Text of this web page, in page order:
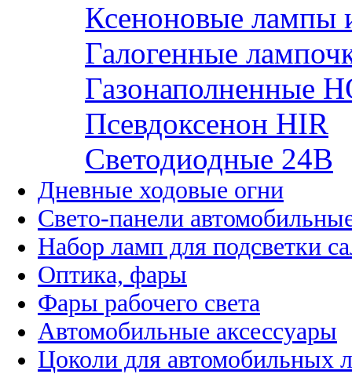
Ксеноновые лампы
Галогенные
Газонаполненные
Псевдоксенон HIR
Cветодиодные 24B
Дневные ходовые огни
Свето-панели
Набор ламп для подсветки
Оптика, фары
Фары рабочего света
Автомобильные аксессуары
Цоколи для автомобильных